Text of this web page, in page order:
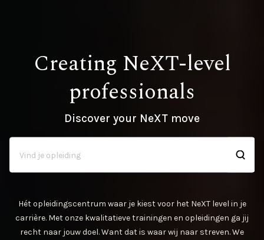
Creating NeXT-level
professionals
Discover your NeXT move
Hét opleidingscentrum waar je kiest voor het NeXT level in je
carrière. Met onze kwalitatieve trainingen en opleidingen ga jij
recht naar jouw doel. Want dat is waar wij naar streven. We